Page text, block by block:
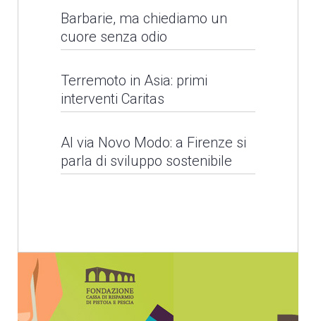
Giornata Mondiale del
Rifugiato
LEGGI NEWS
Alluvioni in Sri Lanka
Barbarie, ma chiediamo un
cuore senza odio
Barbarie, ma chiediamo
un cuore senza odio
LEGGI NEWS
Terremoto in Asia: primi
interventi Caritas
Terremoto in Asia: primi
interventi Caritas
Al via Novo Modo: a Firenze si
parla di sviluppo sostenibile